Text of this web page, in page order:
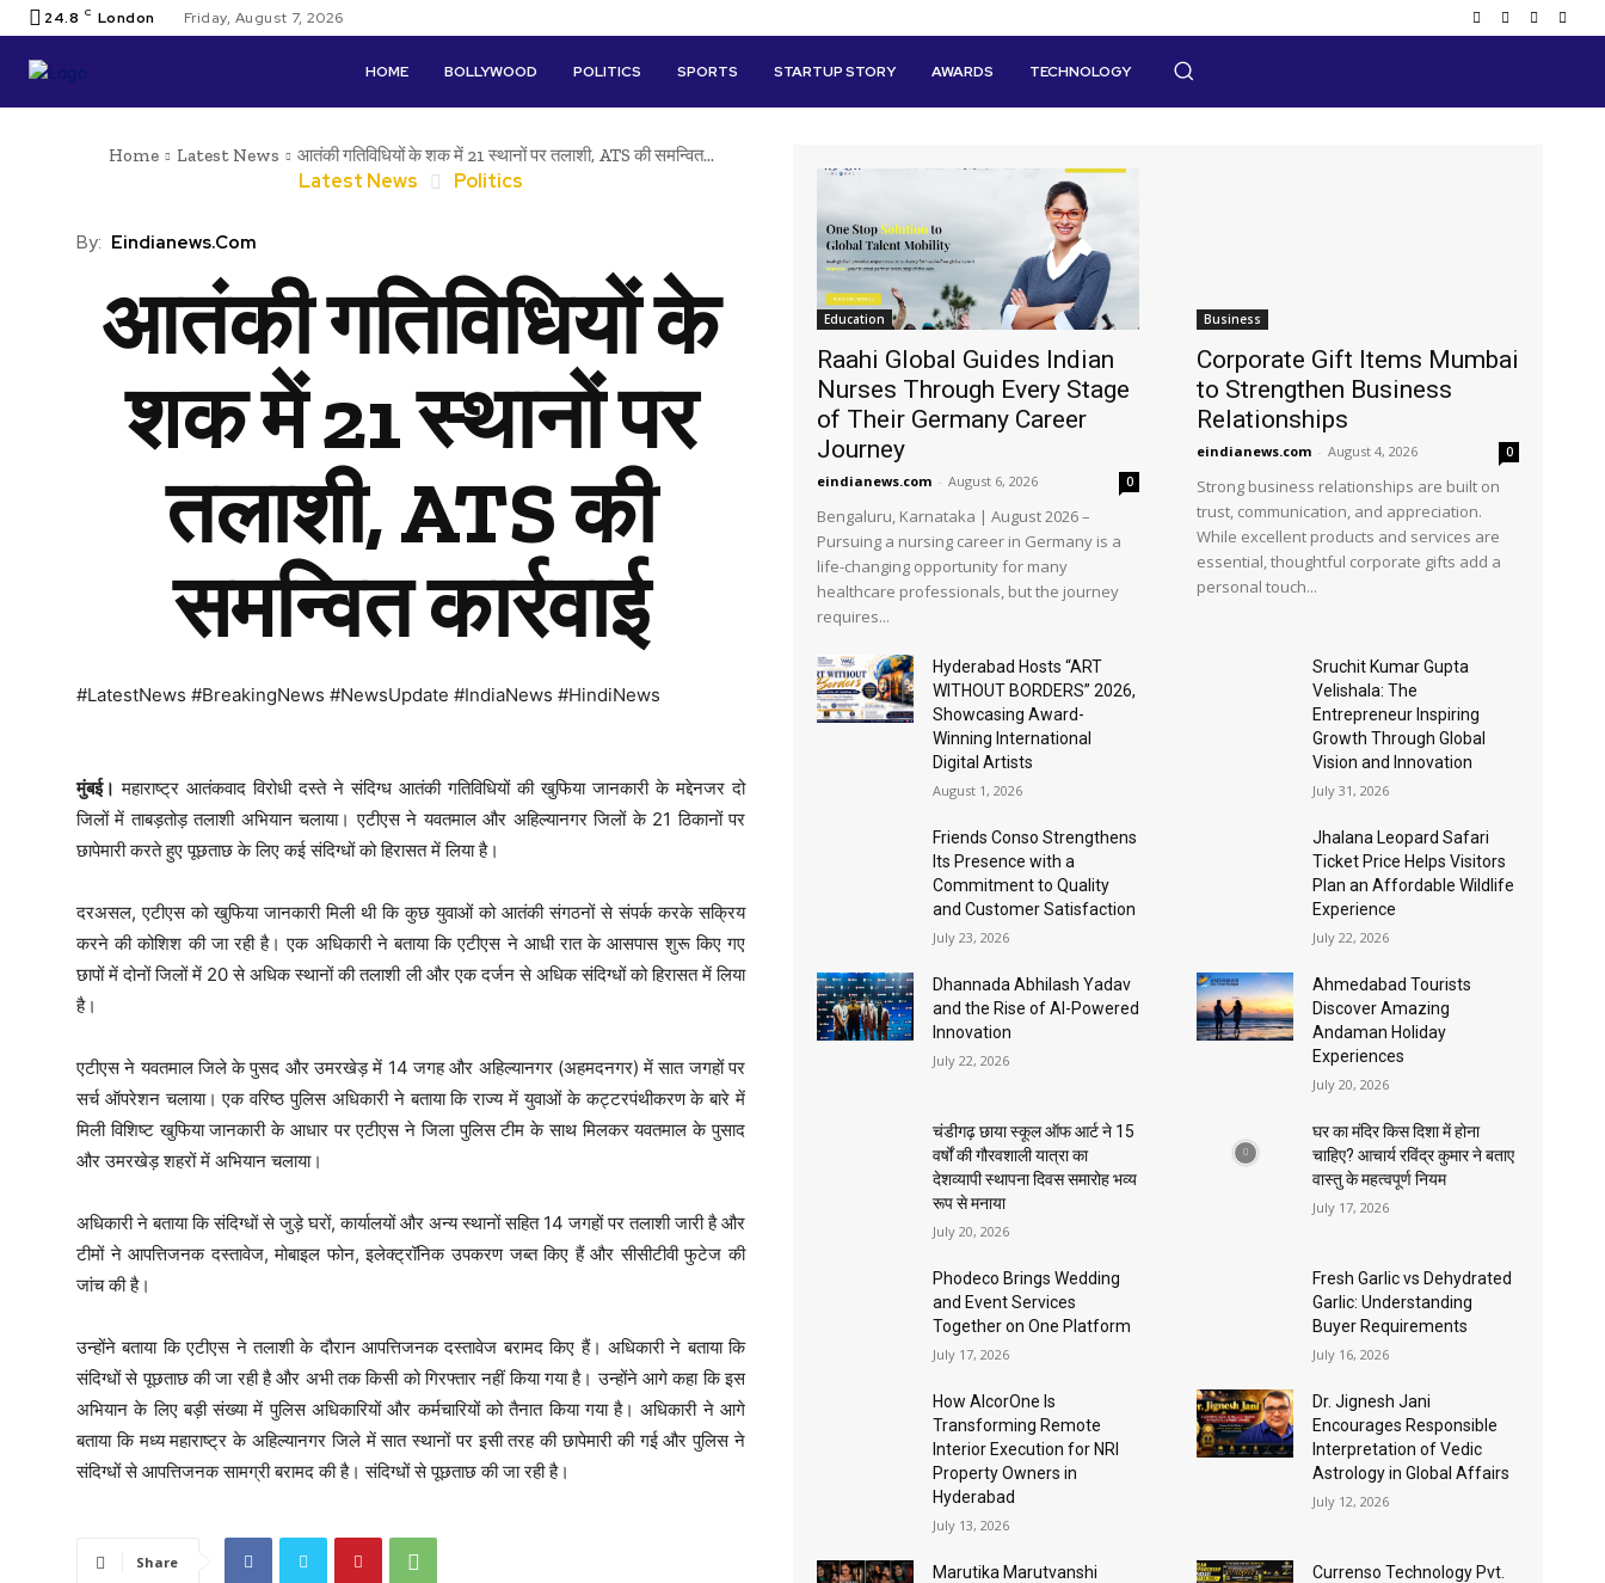
24.8 C London Friday, August 7, 2026
HOME BOLLYWOOD POLITICS SPORTS STARTUP STORY AWARDS TECHNOLOGY
Home Latest News आतंकी गतिविधियों के शक में 21 स्थानों पर तलाशी, ATS की समन्वित...
Latest News Politics
By: Eindianews.com
आतंकी गतिविधियों के
शक में 21 स्थानों पर
तलाशी, ATS की
समन्वित कार्रवाई
#LatestNews #BreakingNews #NewsUpdate #IndiaNews #HindiNews
मुंबई। महाराष्ट्र आतंकवाद विरोधी दस्ते ने संदिग्ध आतंकी गतिविधियों की खुफिया जानकारी के मद्देनजर दो
जिलों में ताबड़तोड़ तलाशी अभियान चलाया। एटीएस ने यवतमाल और अहिल्यानगर जिलों के 21 ठिकानों पर
छापेमारी करते हुए पूछताछ के लिए कई संदिग्धों को हिरासत में लिया है।
दरअसल, एटीएस को खुफिया जानकारी मिली थी कि कुछ युवाओं को आतंकी संगठनों से संपर्क करके सक्रिय
करने की कोशिश की जा रही है। एक अधिकारी ने बताया कि एटीएस ने आधी रात के आसपास शुरू किए गए
छापों में दोनों जिलों में 20 से अधिक स्थानों की तलाशी ली और एक दर्जन से अधिक संदिग्धों को हिरासत में लिया
है।
एटीएस ने यवतमाल जिले के पुसद और उमरखेड़ में 14 जगह और अहिल्यानगर (अहमदनगर) में सात जगहों पर
सर्च ऑपरेशन चलाया। एक वरिष्ठ पुलिस अधिकारी ने बताया कि राज्य में युवाओं के कट्टरपंथीकरण के बारे में
मिली विशिष्ट खुफिया जानकारी के आधार पर एटीएस ने जिला पुलिस टीम के साथ मिलकर यवतमाल के पुसाद
और उमरखेड़ शहरों में अभियान चलाया।
अधिकारी ने बताया कि संदिग्धों से जुड़े घरों, कार्यालयों और अन्य स्थानों सहित 14 जगहों पर तलाशी जारी है और
टीमों ने आपत्तिजनक दस्तावेज, मोबाइल फोन, इलेक्ट्रॉनिक उपकरण जब्त किए हैं और सीसीटीवी फुटेज की
जांच की है।
उन्होंने बताया कि एटीएस ने तलाशी के दौरान आपत्तिजनक दस्तावेज बरामद किए हैं। अधिकारी ने बताया कि
संदिग्धों से पूछताछ की जा रही है और अभी तक किसी को गिरफ्तार नहीं किया गया है। उन्होंने आगे कहा कि इस
अभियान के लिए बड़ी संख्या में पुलिस अधिकारियों और कर्मचारियों को तैनात किया गया है। अधिकारी ने आगे
बताया कि मध्य महाराष्ट्र के अहिल्यानगर जिले में सात स्थानों पर इसी तरह की छापेमारी की गई और पुलिस ने
संदिग्धों से आपत्तिजनक सामग्री बरामद की है। संदिग्धों से पूछताछ की जा रही है।
Share
Education
Raahi Global Guides Indian
Nurses Through Every Stage
of Their Germany Career
Journey
eindianews.com - August 6, 2026 0
Bengaluru, Karnataka | August 2026 –
Pursuing a nursing career in Germany is a
life-changing opportunity for many
healthcare professionals, but the journey
requires...
Business
Corporate Gift Items Mumbai
to Strengthen Business
Relationships
eindianews.com - August 4, 2026 0
Strong business relationships are built on
trust, communication, and appreciation.
While excellent products and services are
essential, thoughtful corporate gifts add a
personal touch...
Hyderabad Hosts “ART
WITHOUT BORDERS” 2026,
Showcasing Award-
Winning International
Digital Artists
August 1, 2026
Sruchit Kumar Gupta
Velishala: The
Entrepreneur Inspiring
Growth Through Global
Vision and Innovation
July 31, 2026
Friends Conso Strengthens
Its Presence with a
Commitment to Quality
and Customer Satisfaction
July 23, 2026
Jhalana Leopard Safari
Ticket Price Helps Visitors
Plan an Affordable Wildlife
Experience
July 22, 2026
Dhannada Abhilash Yadav
and the Rise of AI-Powered
Innovation
July 22, 2026
Ahmedabad Tourists
Discover Amazing
Andaman Holiday
Experiences
July 20, 2026
चंडीगढ़ छाया स्कूल ऑफ आर्ट ने 15
वर्षों की गौरवशाली यात्रा का
देशव्यापी स्थापना दिवस समारोह भव्य
रूप से मनाया
July 20, 2026
घर का मंदिर किस दिशा में होना
चाहिए? आचार्य रविंद्र कुमार ने बताए
वास्तु के महत्वपूर्ण नियम
July 17, 2026
Phodeco Brings Wedding
and Event Services
Together on One Platform
July 17, 2026
Fresh Garlic vs Dehydrated
Garlic: Understanding
Buyer Requirements
July 16, 2026
How AlcorOne Is
Transforming Remote
Interior Execution for NRI
Property Owners in
Hyderabad
July 13, 2026
Dr. Jignesh Jani
Encourages Responsible
Interpretation of Vedic
Astrology in Global Affairs
July 12, 2026
Marutika Marutvanshi
Currenso Technology Pvt.